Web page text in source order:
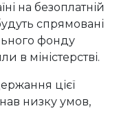
на безоплатній
спрямовані
фонду
в міністерстві.
цієї
низку умов,